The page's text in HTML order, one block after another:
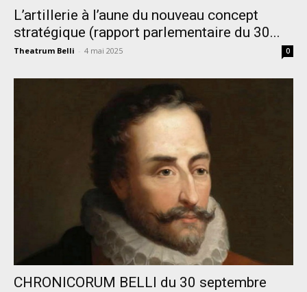
L’artillerie à l’aune du nouveau concept
stratégique (rapport parlementaire du 30...
Theatrum Belli - 4 mai 2025 0
CHRONICORUM BELLI du 30 septembre